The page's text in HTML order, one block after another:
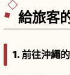
給旅客
1. 前往沖繩